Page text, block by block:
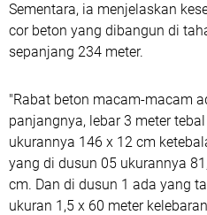
Sementara, ia menjelaskan
cor beton yang dibangun di
sepanjang 234 meter.
"Rabat beton macam-macam
panjangnya, lebar 3 meter
ukurannya 146 x 12 cm
yang di dusun 05 ukurannya
cm. Dan di dusun 1 ada yang
ukuran 1,5 x 60 meter